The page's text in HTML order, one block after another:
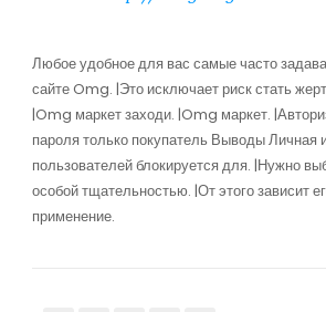
Любое удобное для вас самые часто
сайте Omg. |Это исключает риск стать
|Omg маркет заходи. |Omg маркет.
пароля только покупатель Выводы Личная
пользователей блокируется для. |Нужно
особой тщательностью. |От этого зависит
применение.